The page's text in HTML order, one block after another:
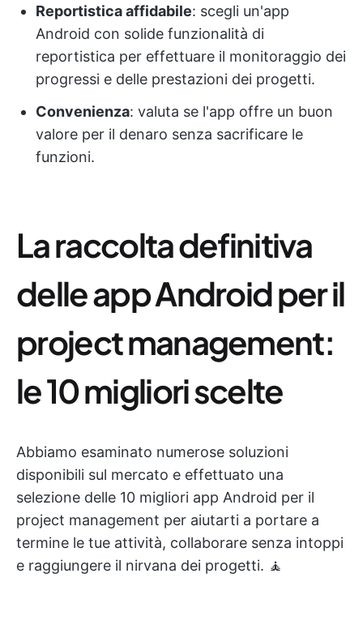
Reportistica affidabile: scegli un'app
Android con solide funzionalità di
reportistica per effettuare il monitoraggio dei
progressi e delle prestazioni dei progetti.
Convenienza: valuta se l'app offre un buon
valore per il denaro senza sacrificare le
funzioni.
La raccolta definitiva
delle app Android per il
project management:
le 10 migliori scelte
Abbiamo esaminato numerose soluzioni
disponibili sul mercato e effettuato una
selezione delle 10 migliori app Android per il
project management per aiutarti a portare a
termine le tue attività, collaborare senza intoppi
e raggiungere il nirvana dei progetti. 🧘